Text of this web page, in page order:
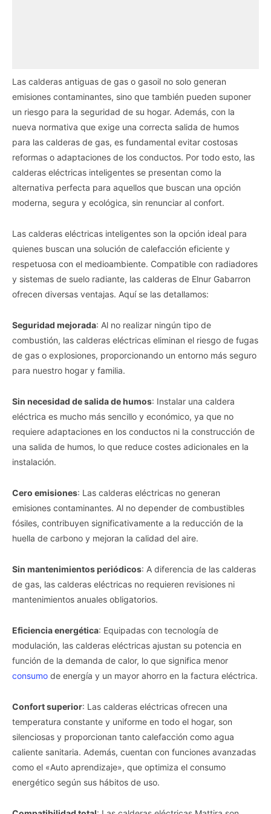
Las calderas antiguas de gas o gasoil no solo generan
emisiones contaminantes, sino que también pueden suponer
un riesgo para la seguridad de su hogar. Además, con la
nueva normativa que exige una correcta salida de humos
para las calderas de gas, es fundamental evitar costosas
reformas o adaptaciones de los conductos. Por todo esto, las
calderas eléctricas inteligentes se presentan como la
alternativa perfecta para aquellos que buscan una opción
moderna, segura y ecológica, sin renunciar al confort.
Las calderas eléctricas inteligentes son la opción ideal para
quienes buscan una solución de calefacción eficiente y
respetuosa con el medioambiente. Compatible con radiadores
y sistemas de suelo radiante, las calderas de Elnur Gabarron
ofrecen diversas ventajas. Aquí se las detallamos:
Seguridad mejorada: Al no realizar ningún tipo de
combustión, las calderas eléctricas eliminan el riesgo de fugas
de gas o explosiones, proporcionando un entorno más seguro
para nuestro hogar y familia.
Sin necesidad de salida de humos: Instalar una caldera
eléctrica es mucho más sencillo y económico, ya que no
requiere adaptaciones en los conductos ni la construcción de
una salida de humos, lo que reduce costes adicionales en la
instalación.
Cero emisiones: Las calderas eléctricas no generan
emisiones contaminantes. Al no depender de combustibles
fósiles, contribuyen significativamente a la reducción de la
huella de carbono y mejoran la calidad del aire.
Sin mantenimientos periódicos: A diferencia de las calderas
de gas, las calderas eléctricas no requieren revisiones ni
mantenimientos anuales obligatorios.
Eficiencia energética: Equipadas con tecnología de
modulación, las calderas eléctricas ajustan su potencia en
función de la demanda de calor, lo que significa menor
consumo de energía y un mayor ahorro en la factura eléctrica.
Confort superior: Las calderas eléctricas ofrecen una
temperatura constante y uniforme en todo el hogar, son
silenciosas y proporcionan tanto calefacción como agua
caliente sanitaria. Además, cuentan con funciones avanzadas
como el «Auto aprendizaje», que optimiza el consumo
energético según sus hábitos de uso.